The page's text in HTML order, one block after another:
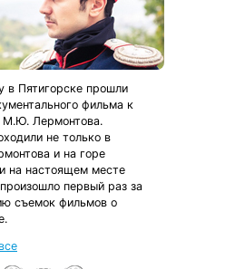
в Пятигорске прошли
фильма к
Лермонтова.
не только в
и на горе
на настоящем месте
первый раз за
съемок фильмов о